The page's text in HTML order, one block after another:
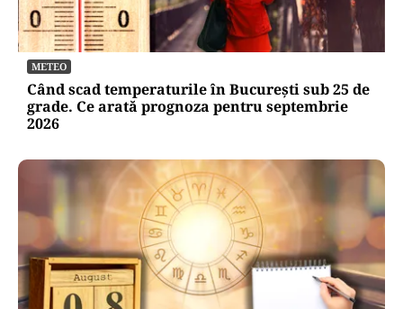
METEO
Când scad temperaturile în București sub 25 de
grade. Ce arată prognoza pentru septembrie
2026